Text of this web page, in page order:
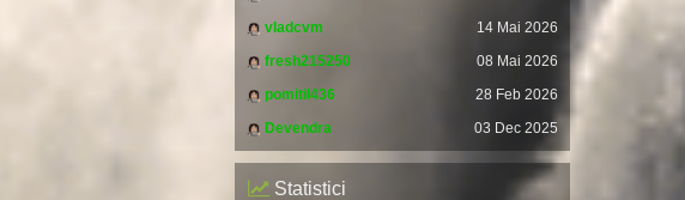
vladcvm
14 Mai 2026
fresh215250
08 Mai 2026
pomitil436
28 Feb 2026
Devendra
03 Dec 2025
Statistici